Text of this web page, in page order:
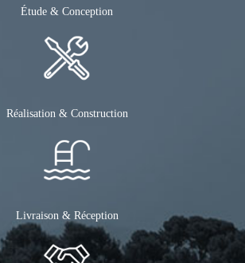
Étude & Conception
Réalisation & Construction
Livraison & Réception